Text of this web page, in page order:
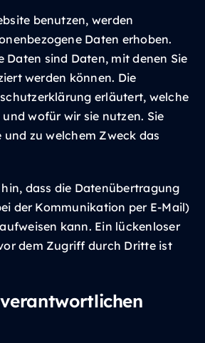
benutzen, werden
Daten erhoben.
Daten sind Daten, mit denen Sie
werden können. Die
erläutert, welche
wofür wir sie nutzen. Sie
zu welchem Zweck das
dass die Datenübertragung
der Kommunikation per E-Mail)
kann. Ein lückenloser
dem Zugriff durch Dritte ist